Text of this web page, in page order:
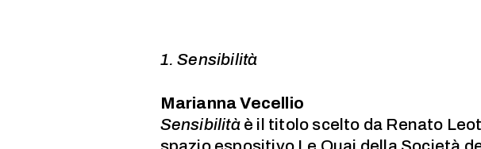
1. Sensibilità
Marianna Vecellio
Sensibilitàè il titolo scelto da Renato
spazio espositivo Le Quai della Società